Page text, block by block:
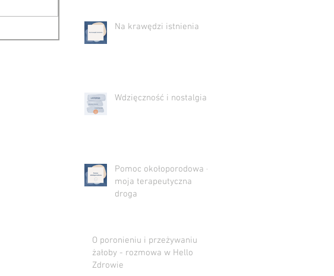
Na krawędzi istnienia
Wdzięczność i nostalgia
Pomoc okołoporodowa -
moja terapeutyczna
droga
O poronieniu i przeżywaniu
żałoby - rozmowa w Hello
Zdrowie